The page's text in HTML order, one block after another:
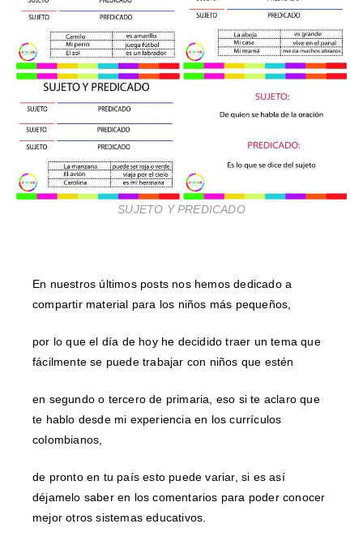
SUJETO Y PREDICADO
En nuestros últimos posts nos hemos dedicado a
compartir material para los niños más pequeños,
por lo que el día de hoy he decidido traer un tema que
fácilmente se puede trabajar con niños que estén
en segundo o tercero de primaria, eso si te aclaro que
te hablo desde mi experiencia en los currículos
colombianos,
de pronto en tu país esto puede variar, si es así
déjamelo saber en los comentarios para poder conocer
mejor otros sistemas educativos.